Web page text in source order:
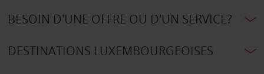
BESOIN D'UNE OFFRE OU D'UN SERVICE?
DESTINATIONS LUXEMBOURGEOISES